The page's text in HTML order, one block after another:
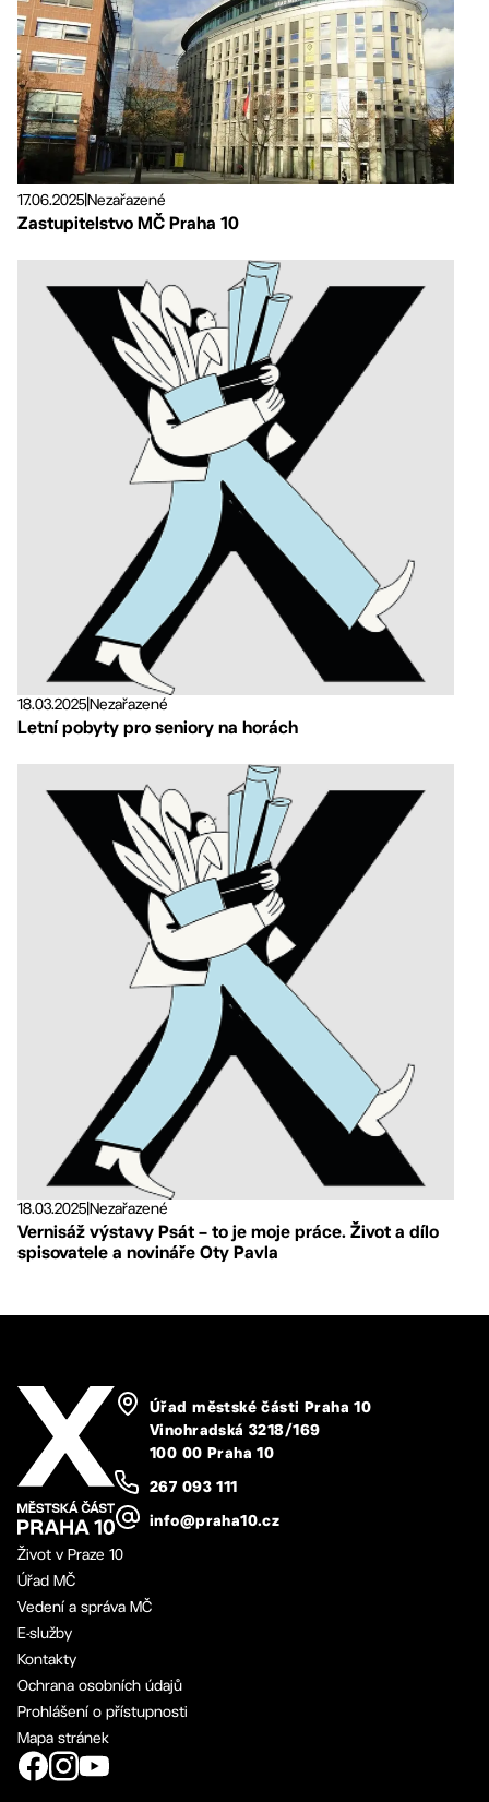
17.06.2025Nezařazené
Zastupitelstvo MČ Praha 10
18.03.2025Nezařazené
Letní pobyty pro seniory na horách
18.03.2025Nezařazené
Vernisáž výstavy Psát – to je moje práce. Život a dílo
spisovatele a novináře Oty Pavla
Úřad městské části Praha 10
Vinohradská 3218/169
100 00 Praha 10
267 093 111
info@praha10.cz
Život v Praze 10
Úřad MČ
Vedení a správa MČ
E-služby
Kontakty
Ochrana osobních údajů
Prohlášení o přístupnosti
Mapa stránek